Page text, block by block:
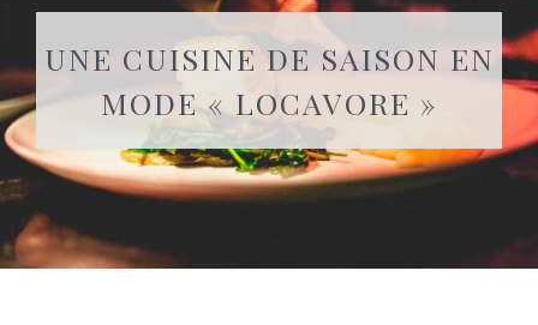
UNE CUISINE DE SAISON EN
MODE « LOCAVORE »